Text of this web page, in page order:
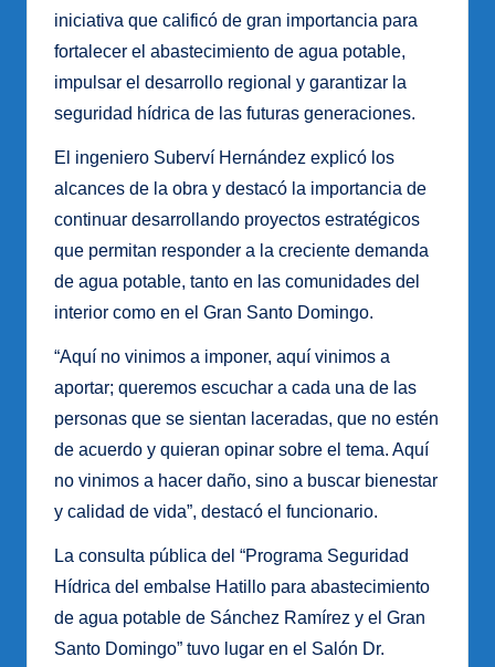
iniciativa que calificó de gran importancia para
fortalecer el abastecimiento de agua potable,
impulsar el desarrollo regional y garantizar la
seguridad hídrica de las futuras generaciones.
El ingeniero Suberví Hernández explicó los
alcances de la obra y destacó la importancia de
continuar desarrollando proyectos estratégicos
que permitan responder a la creciente demanda
de agua potable, tanto en las comunidades del
interior como en el Gran Santo Domingo.
“Aquí no vinimos a imponer, aquí vinimos a
aportar; queremos escuchar a cada una de las
personas que se sientan laceradas, que no estén
de acuerdo y quieran opinar sobre el tema. Aquí
no vinimos a hacer daño, sino a buscar bienestar
y calidad de vida”, destacó el funcionario.
La consulta pública del “Programa Seguridad
Hídrica del embalse Hatillo para abastecimiento
de agua potable de Sánchez Ramírez y el Gran
Santo Domingo” tuvo lugar en el Salón Dr.